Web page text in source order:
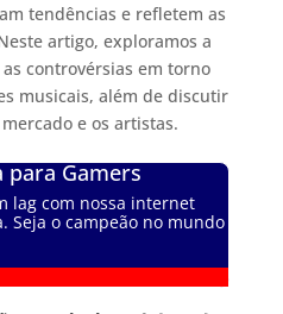
tendências e refletem as
artigo, exploramos a
controvérsias em torno
musicais, além de discutir
e os artistas.
para Gamers
lag com nossa internet
Seja o campeão no mundo